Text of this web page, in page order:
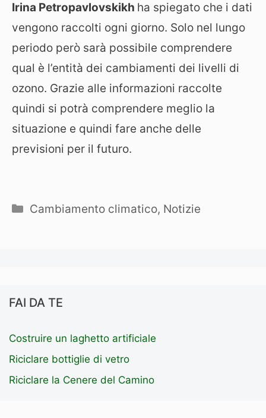
Irina Petropavlovskikh ha spiegato che i dati
vengono raccolti ogni giorno. Solo nel lungo
periodo però sarà possibile comprendere
qual è l’entità dei cambiamenti dei livelli di
ozono. Grazie alle informazioni raccolte
quindi si potrà comprendere meglio la
situazione e quindi fare anche delle
previsioni per il futuro.
Categorie
Cambiamento climatico, Notizie
FAI DA TE
Costruire un laghetto artificiale
Riciclare bottiglie di vetro
Riciclare la Cenere del Camino